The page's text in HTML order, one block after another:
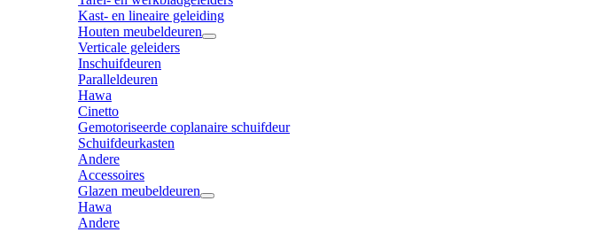
Kast- en lineaire geleiding
Houten meubeldeuren
Verticale geleiders
Inschuifdeuren
Paralleldeuren
Hawa
Cinetto
Gemotoriseerde coplanaire schuifdeur
Schuifdeurkasten
Andere
Accessoires
Glazen meubeldeuren
Hawa
Andere